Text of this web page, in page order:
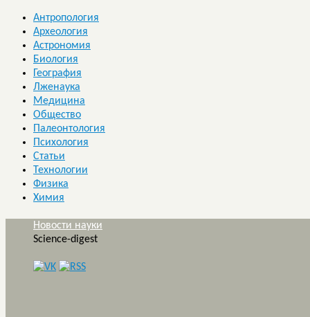
Антропология
Археология
Астрономия
Биология
География
Лженаука
Медицина
Общество
Палеонтология
Психология
Статьи
Технологии
Физика
Химия
Новости науки
Science-digest